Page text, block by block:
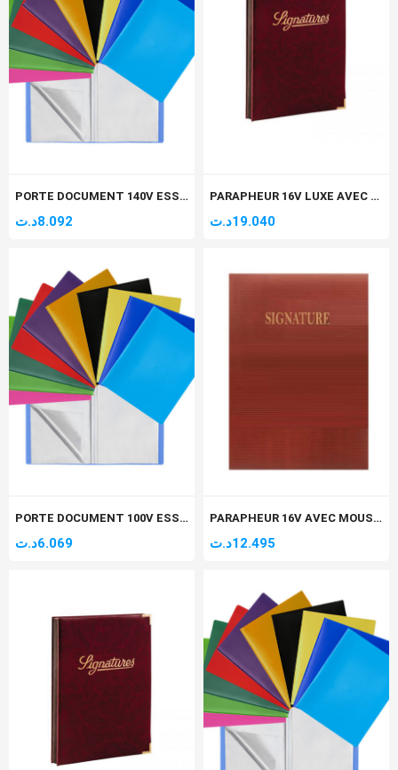
PORTE DOCUMENT 140V ESSENTIAL
8.092د.ت
PARAPHEUR 16V LUXE AVEC MOUSSE ET COIN DORE ARABE
19.040د.ت
PORTE DOCUMENT 100V ESSENTIAL
6.069د.ت
PARAPHEUR 16V AVEC MOUSSE ARABE
12.495د.ت